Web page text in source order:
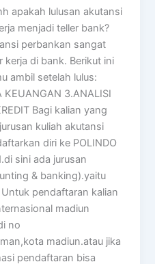
lulusan akutansi
menjadi teller bank?
perbankan sangat
kerja di bank. Berikut ini
ambil setelah lulus:
KEUANGAN 3.ANALISI
Bagi kalian yang
kuliah akutansi
diri ke POLINDO
sini ada jurusan
& banking).yaitu
pendaftaran kalian
madiun
no
madiun.atau jika
pendaftaran bisa